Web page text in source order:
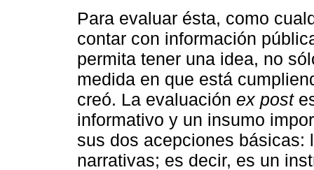
Para evaluar ésta, como
contar con información
permita tener una idea, no
medida en que está
creó. La evaluación ex post
informativo y un insumo
sus dos acepciones básicas:
narrativas; es decir, es un